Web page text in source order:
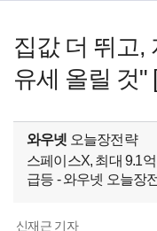
집값 더 뛰고,
유세 올릴 것"
와우넷 오늘장전략
스페이스X, 최대 9.1
급등 - 와우넷 오늘장
신재근 기자